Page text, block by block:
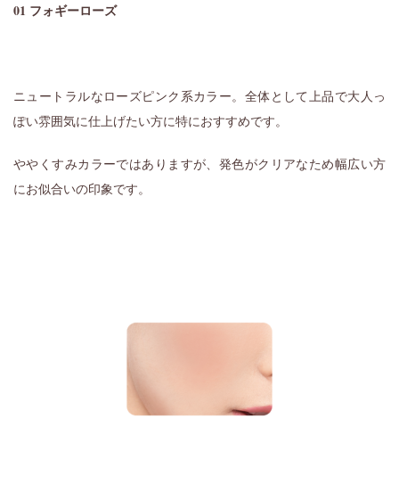
01 フォギーローズ
ニュートラルなローズピンク系カラー。全体として上品で大人っ
ぽい雰囲気に仕上げたい方に特におすすめです。
ややくすみカラーではありますが、発色がクリアなため幅広い方
にお似合いの印象です。